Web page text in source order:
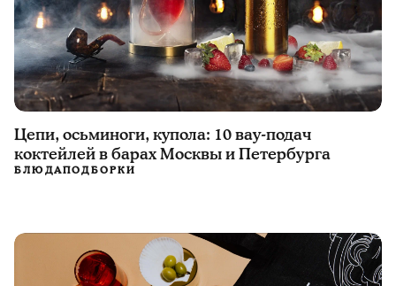
Цепи, осьминоги, купола: 10 вау-подач
коктейлей в барах Москвы и Петербурга
БЛЮДАПОДБОРКИ